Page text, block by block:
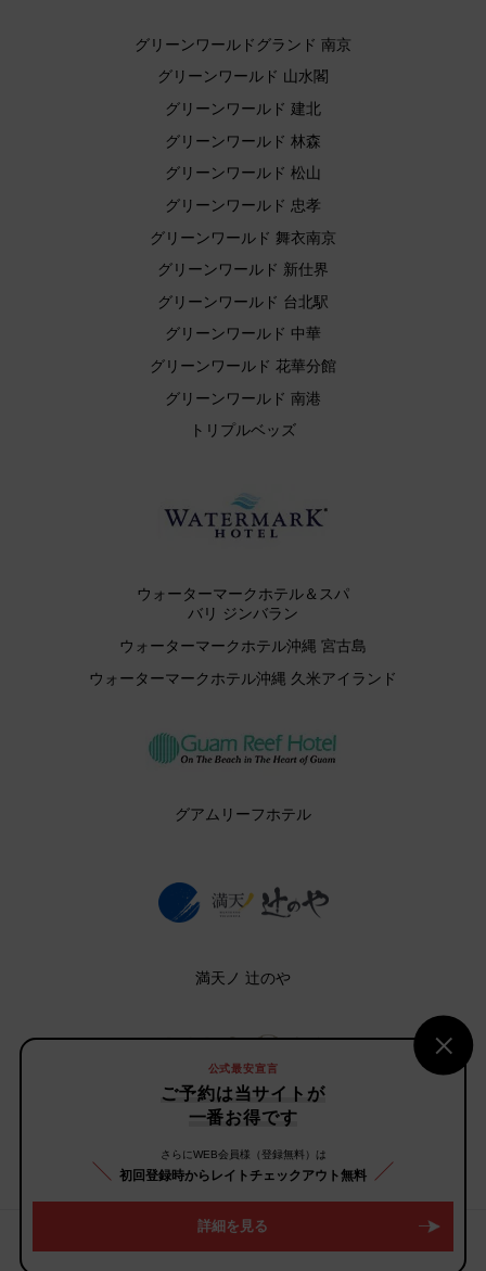
公式最安宣言
ご予約は当サイトが
一番お得です
さらにWEB会員様（登録無料）は
初回登録時からレイトチェックアウト無料
詳細を見る
グリーンワールドグランド 南京
グリーンワールド 山水閣
グリーンワールド 建北
グリーンワールド 林森
グリーンワールド 松山
グリーンワールド 忠孝
グリーンワールド 舞衣南京
グリーンワールド 新仕界
グリーンワールド 台北駅
グリーンワールド 中華
グリーンワールド 花華分館
グリーンワールド 南港
トリプルベッズ
ウォーターマークホテル＆スパ
バリ ジンバラン
ウォーターマークホテル沖縄 宮古島
ウォーターマークホテル沖縄 久米アイランド
グアムリーフホテル
満天ノ 辻のや
ヴィソン ホテルズ
Copyright(C) H.I.S. Hotel Holdings Co., Ltd. ALL rights reserved.